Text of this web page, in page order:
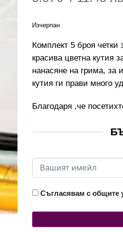
Изчерпан
Комплект 5 броя четки
красива цветна кутия
нанасяне на грима, за
кутия ги прави много
Благодаря ,че
Съгласявам с общите